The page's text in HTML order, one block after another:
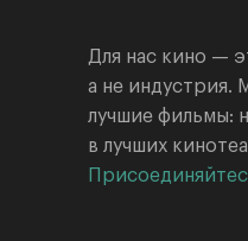
Для нас кино —
а не индустрия.
лучшие фильмы:
в лучших